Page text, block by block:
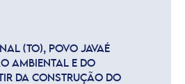
(TO), POVO JAVAÉ
AMBIENTAL E DO
DA CONSTRUÇÃO DO